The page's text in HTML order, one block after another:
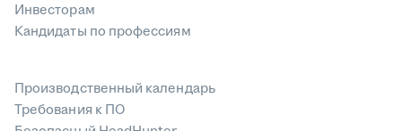
Инвесторам
Кандидаты по профессиям
Производственный календарь
Требования к ПО